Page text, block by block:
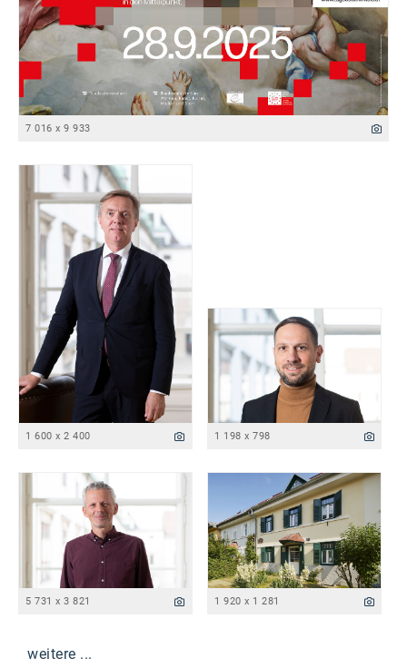
7 016 x 9 933
1 600 x 2 400 1 198 x 798
5 731 x 3 821 1 920 x 1 281
weitere ...